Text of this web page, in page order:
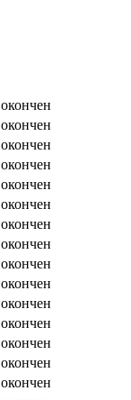
окончен
окончен
окончен
окончен
окончен
окончен
окончен
окончен
окончен
окончен
окончен
окончен
окончен
окончен
окончен